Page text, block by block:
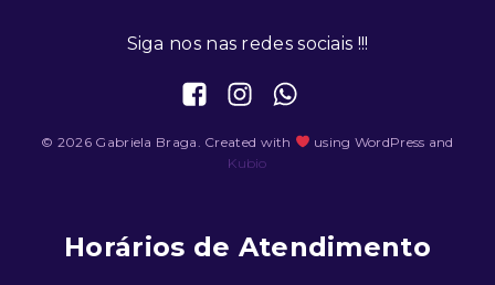
Siga nos nas redes sociais !!!
© 2026 Gabriela Braga. Created with
using WordPress and
Kubio
Horários de Atendimento